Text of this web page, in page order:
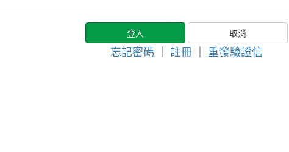
忘記密碼 ｜ 註冊 ｜ 重發驗證信